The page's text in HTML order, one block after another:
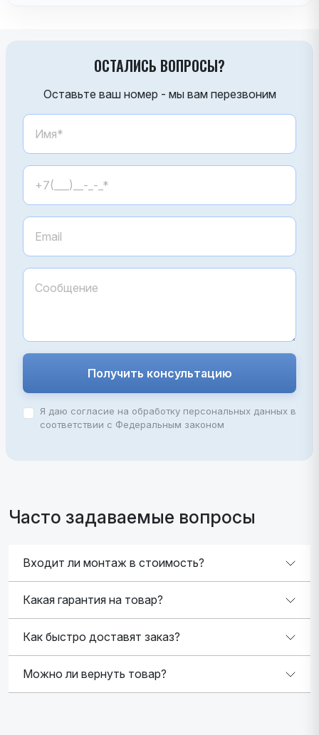
ОСТАЛИСЬ ВОПРОСЫ?
Оставьте ваш номер - мы вам перезвоним
Получить консультацию
Я даю согласие на обработку персональных данных в
соответствии с Федеральным законом
Часто задаваемые вопросы
Входит ли монтаж в стоимость?
Какая гарантия на товар?
Как быстро доставят заказ?
Можно ли вернуть товар?